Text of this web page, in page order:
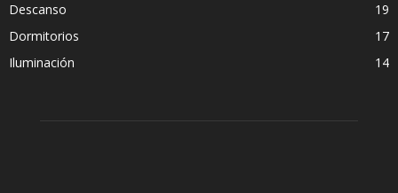
Descanso
19
Dormitorios
17
Iluminación
14